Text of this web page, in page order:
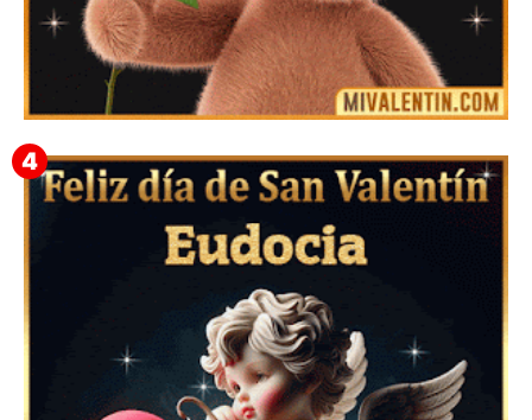
Mensajes Tarjetas y GiF de San Valentín para Amigas